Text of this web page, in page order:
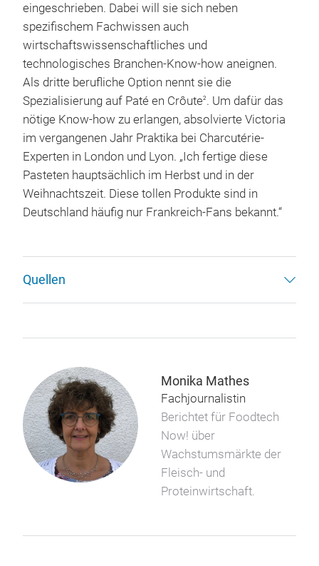
eingeschrieben. Dabei will sie sich neben
spezifischem Fachwissen auch
wirtschaftswissenschaftliches und
technologisches Branchen-Know-how aneignen.
Als dritte berufliche Option nennt sie die
Spezialisierung auf Paté en Crôute2. Um dafür das
nötige Know-how zu erlangen, absolvierte Victoria
im vergangenen Jahr Praktika bei Charcutérie-
Experten in London und Lyon. „Ich fertige diese
Pasteten hauptsächlich im Herbst und in der
Weihnachtszeit. Diese tollen Produkte sind in
Deutschland häufig nur Frankreich-Fans bekannt.“
Quellen
Monika Mathes
Fachjournalistin
Berichtet für Foodtech
Now! über
Wachstumsmärkte der
Fleisch- und
Proteinwirtschaft.